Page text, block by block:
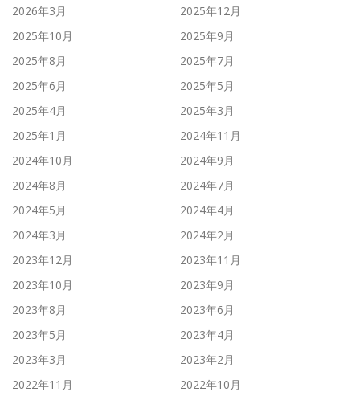
2026年3月
2025年12月
2025年10月
2025年9月
2025年8月
2025年7月
2025年6月
2025年5月
2025年4月
2025年3月
2025年1月
2024年11月
2024年10月
2024年9月
2024年8月
2024年7月
2024年5月
2024年4月
2024年3月
2024年2月
2023年12月
2023年11月
2023年10月
2023年9月
2023年8月
2023年6月
2023年5月
2023年4月
2023年3月
2023年2月
2022年11月
2022年10月